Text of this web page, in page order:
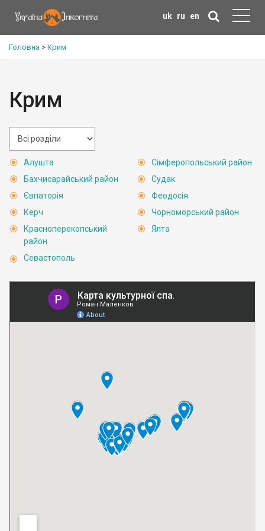
uk ru en
Головна > Крим
Крим
Алушта
Бахчисарайський район
Євпаторія
Керч
Красноперекопський
район
Севастополь
Сімферопольський район
Судак
Феодосія
Чорноморський район
Ялта